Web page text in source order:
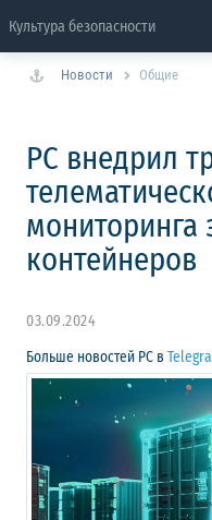
Культура безопасности
Новости Общие
РС внедрил
мониторинга
контейнеров
03.09.2024
Больше новостей РС в